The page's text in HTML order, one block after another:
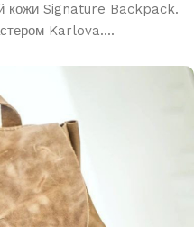
кожи Signature Backpack.
Karlova....